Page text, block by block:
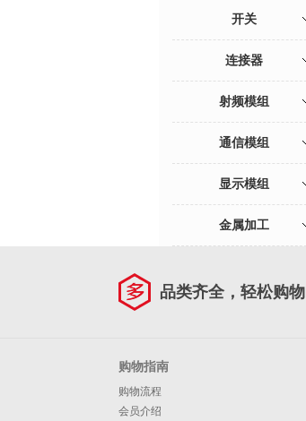
开关
连接器
射频模组
通信模组
显示模组
金属加工
品类齐全，轻松购物
购物指南
购物流程
会员介绍